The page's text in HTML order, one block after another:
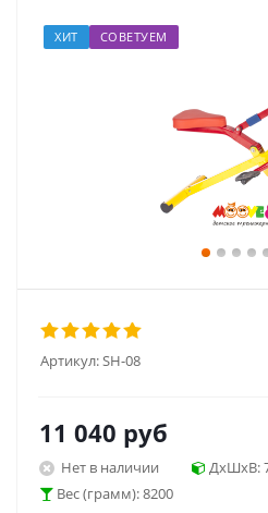
ХИТ СОВЕТУЕМ
Артикул:SH-08
11 040 руб
Нет в наличии
ДхШхВ:
Вес (грамм): 8200